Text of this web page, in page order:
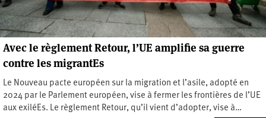
Avec le règlement Retour, l’UE amplifie sa guerre
contre les migrantEs
Le Nouveau pacte européen sur la migration et l’asile, adopté en
2024 par le Parlement européen, vise à fermer les frontières de l’UE
aux exiléEs. Le règlement Retour, qu’il vient d’adopter, vise à…